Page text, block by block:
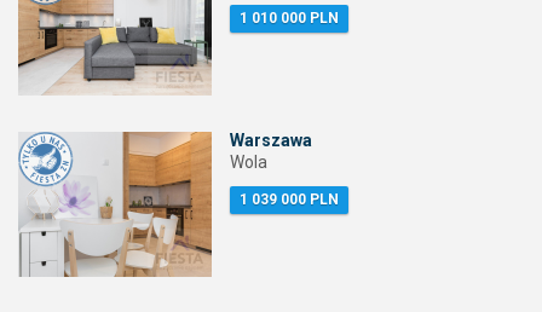
1 010 000 PLN
Warszawa
Wola
1 039 000 PLN